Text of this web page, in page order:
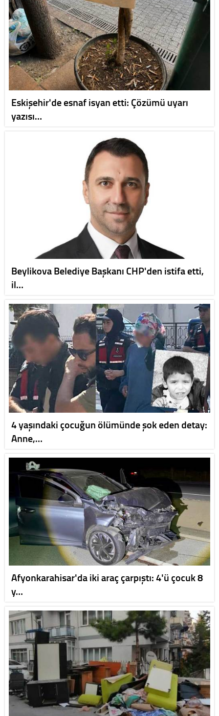
Eskişehir'de esnaf isyan etti: Çözümü uyarı
yazısı…
Beylikova Belediye Başkanı CHP'den istifa etti,
il…
4 yaşındaki çocuğun ölümünde şok eden detay:
Anne,…
Afyonkarahisar'da iki araç çarpıştı: 4'ü çocuk 8
y…